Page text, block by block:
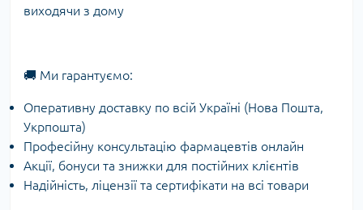
виходячи з дому
🚚 Ми гарантуємо:
Оперативну доставку по всій Україні (Нова Пошта,
Укрпошта)
Професійну консультацію фармацевтів онлайн
Акції, бонуси та знижки для постійних клієнтів
Надійність, ліцензії та сертифікати на всі товари